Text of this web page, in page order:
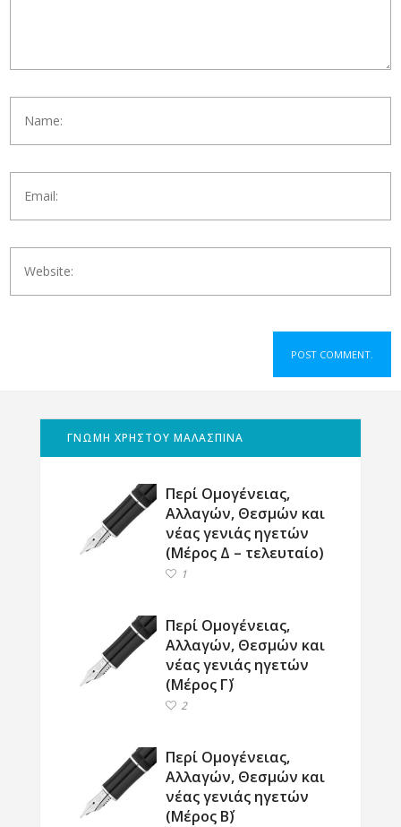
ΓΝΩΜΗ ΧΡΗΣΤΟΥ ΜΑΛΑΣΠΙΝΑ
Περί Ομογένειας,
Αλλαγών, Θεσμών και
νέας γενιάς ηγετών
(Μέρος Δ – τελευταίο)
1
Περί Ομογένειας,
Αλλαγών, Θεσμών και
νέας γενιάς ηγετών
(Μέρος Γ΄)
2
Περί Ομογένειας,
Αλλαγών, Θεσμών και
νέας γενιάς ηγετών
(Μέρος Β΄)